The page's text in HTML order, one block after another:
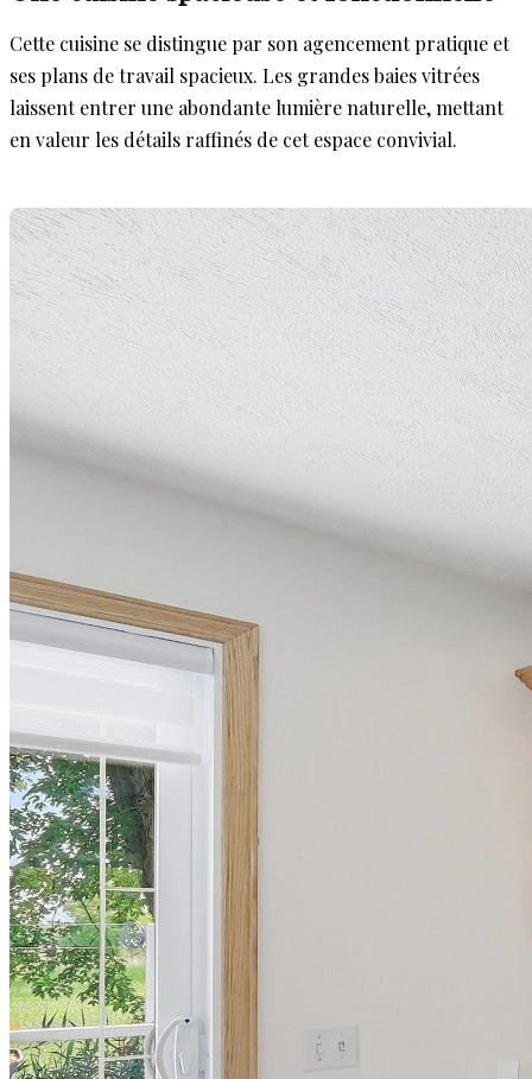
Cette cuisine se distingue par son agencement pratique et
ses plans de travail spacieux. Les grandes baies vitrées
laissent entrer une abondante lumière naturelle, mettant
en valeur les détails raffinés de cet espace convivial.